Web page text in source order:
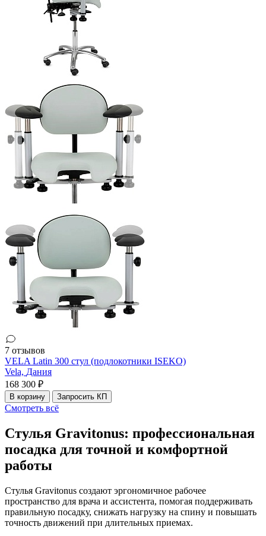
7 отзывов
VELA Latin 300 стул (подлокотники ISEKO)
Vela, Дания
168 300 ₽
В корзину Запросить КП
Смотреть всё
Стулья Gravitonus: профессиональная
посадка для точной и комфортной
работы
Стулья Gravitonus создают эргономичное рабочее
пространство для врача и ассистента, помогая поддерживать
правильную посадку, снижать нагрузку на спину и повышать
точность движений при длительных приемах.